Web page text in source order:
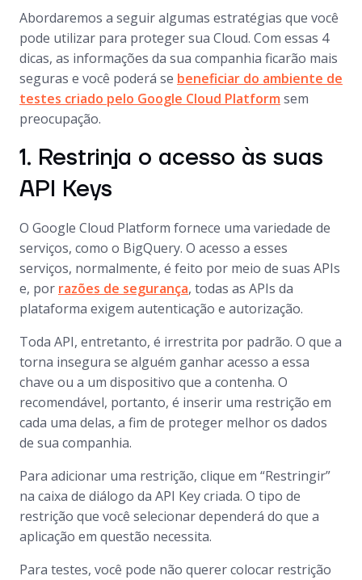
Abordaremos a seguir algumas estratégias que você
pode utilizar para proteger sua Cloud. Com essas 4
dicas, as informações da sua companhia ficarão mais
seguras e você poderá se beneficiar do ambiente de
testes criado pelo Google Cloud Platform sem
preocupação.
1. Restrinja o acesso às suas
API Keys
O Google Cloud Platform fornece uma variedade de
serviços, como o BigQuery. O acesso a esses
serviços, normalmente, é feito por meio de suas APIs
e, por razões de segurança, todas as APIs da
plataforma exigem autenticação e autorização.
Toda API, entretanto, é irrestrita por padrão. O que a
torna insegura se alguém ganhar acesso a essa
chave ou a um dispositivo que a contenha. O
recomendável, portanto, é inserir uma restrição em
cada uma delas, a fim de proteger melhor os dados
de sua companhia.
Para adicionar uma restrição, clique em “Restringir”
na caixa de diálogo da API Key criada. O tipo de
restrição que você selecionar dependerá do que a
aplicação em questão necessita.
Para testes, você pode não querer colocar restrição